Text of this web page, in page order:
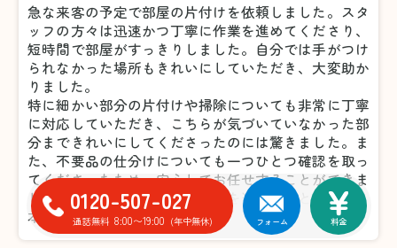
急な来客の予定で部屋の片付けを依頼しました。スタ
ッフの方々は迅速かつ丁寧に作業を進めてくださり、
短時間で部屋がすっきりしました。自分では手がつけ
られなかった場所もきれいにしていただき、大変助か
りました。
特に細かい部分の片付けや掃除についても非常に丁寧
に対応していただき、こちらが気づいていなかった部
分まできれいにしてくださったのには驚きました。ま
た、不要品の仕分けについても一つひとつ確認を取っ
てくださったため、安心してお任せすることができま
した。おかげで気持ちよく来客を迎えることができ、
本当に感謝しています。
0120-507-027
通話無料 8:00〜19:00 (年中無休) フォーム 料金